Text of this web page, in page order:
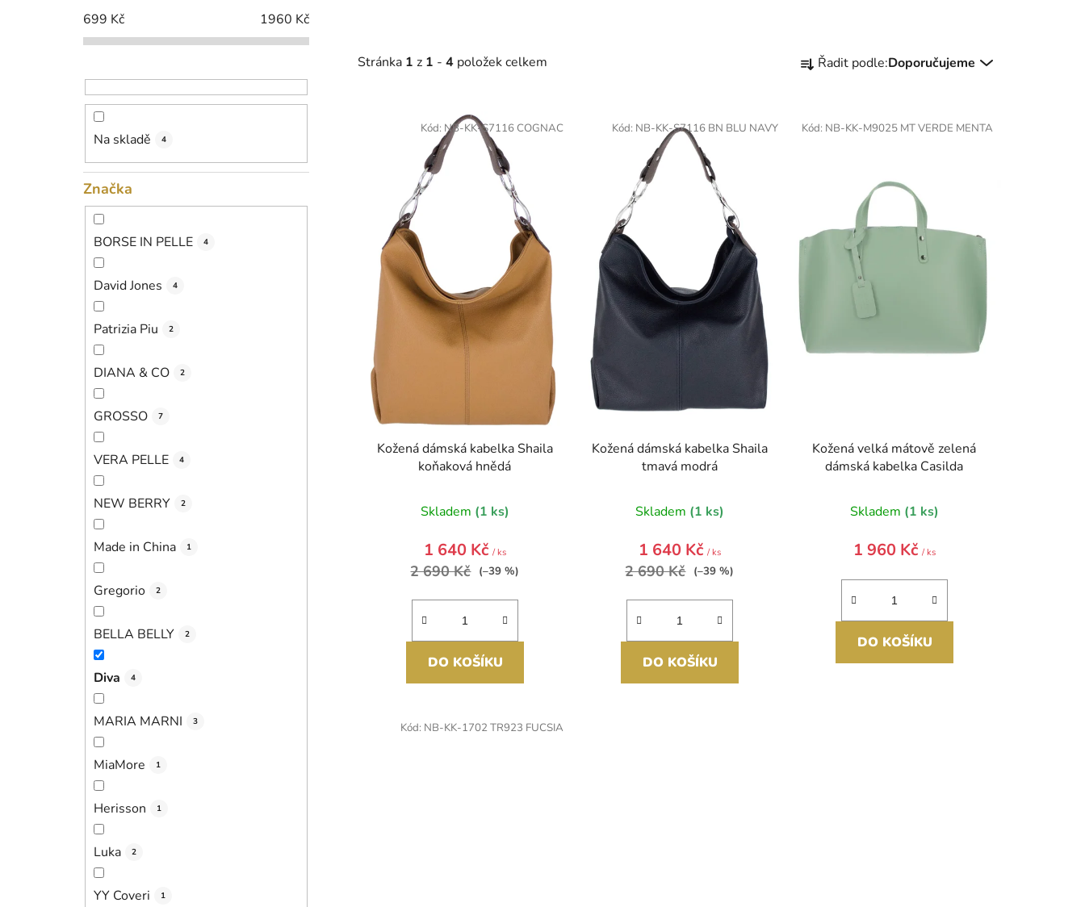
699 Kč 1960 Kč
Na skladě 4
Značka
BORSE IN PELLE 4
David Jones 4
Patrizia Piu 2
DIANA & CO 2
GROSSO 7
VERA PELLE 4
NEW BERRY 2
Made in China 1
Gregorio 2
BELLA BELLY 2
Diva 4
MARIA MARNI 3
MiaMore 1
Herisson 1
Luka 2
YY Coveri 1
Stránka 1 z 1 - 4 položek celkem
a
n
d
t
ů
Řadit podle:Doporučujeme
Kožená dámská kabelka Shaila
koňaková hnědá
Skladem (1 ks)
1 640 Kč / ks
2 690 Kč (–39 %)
DO KOŠÍKU
Kód: NB-KK-S7116 COGNAC
Kožená dámská kabelka Shaila
tmavá modrá
Skladem (1 ks)
1 640 Kč / ks
2 690 Kč (–39 %)
DO KOŠÍKU
Kód: NB-KK-S7116 BN BLU NAVY
Kožená velká mátově zelená
dámská kabelka Casilda
Skladem (1 ks)
1 960 Kč / ks
DO KOŠÍKU
Kód: NB-KK-M9025 MT VERDE MENTA
Kód: NB-KK-1702 TR923 FUCSIA